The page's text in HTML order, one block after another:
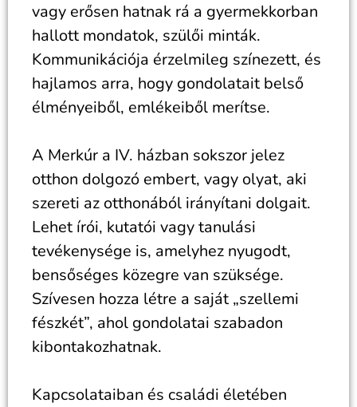
vagy erősen hatnak rá a gyermekkorban
hallott mondatok, szülői minták.
Kommunikációja érzelmileg színezett, és
hajlamos arra, hogy gondolatait belső
élményeiből, emlékeiből merítse.
A Merkúr a IV. házban sokszor jelez
otthon dolgozó embert, vagy olyat, aki
szereti az otthonából irányítani dolgait.
Lehet írói, kutatói vagy tanulási
tevékenysége is, amelyhez nyugodt,
bensőséges közegre van szüksége.
Szívesen hozza létre a saját „szellemi
fészkét”, ahol gondolatai szabadon
kibontakozhatnak.
Kapcsolataiban és családi életében